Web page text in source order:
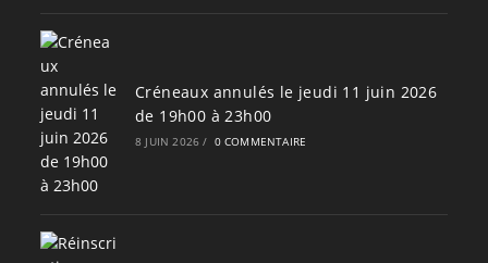
Créneaux annulés le jeudi 11 juin 2026
de 19h00 à 23h00
8 JUIN 2026 / 0 COMMENTAIRE